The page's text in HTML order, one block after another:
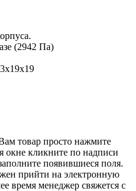
(2942 Па)
товар просто нажмите
окне кликните по надписи
появившиеся поля.
прийти на электронную
время менеджер свяжется с